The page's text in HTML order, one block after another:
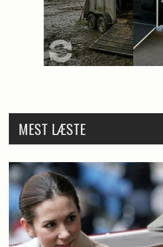
MEST LÆSTE